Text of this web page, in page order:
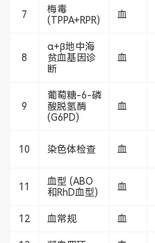
7
梅毒
(TPPA+RPR)
血
8
α+β地中海
贫血基因诊
断
血
9
葡萄糖-6-磷
酸脱氢酶
(G6PD)
血
10 染色体检查 血
11
血型 (ABO
和RhD血型)
血
12 血常规 血